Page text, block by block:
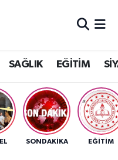
SAĞLIK EĞİTİM
SONDAKIKA EĞİTİM
ve Fikstür